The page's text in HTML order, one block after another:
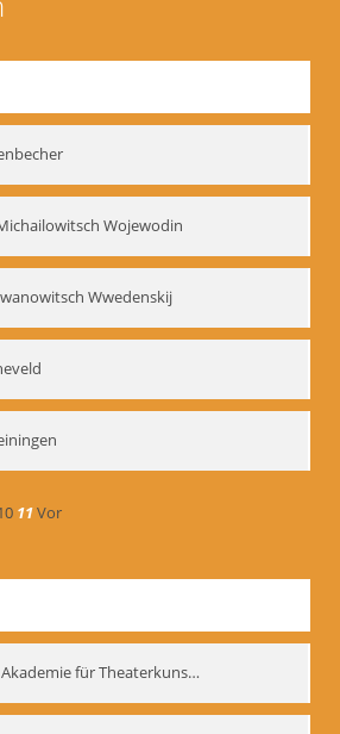
Wojewodin
Wwedenskij
11Vor
Russische Akademie für Theaterkunst – GITIS